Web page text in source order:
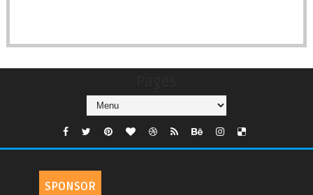
SPONSOR